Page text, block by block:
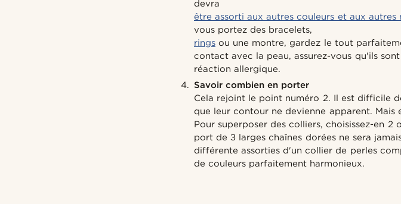
devra
être assorti aux autres couleurs et aux
vous portez des bracelets,
rings ou une montre, gardez le tout
contact avec la peau, assurez-vous qu'ils
réaction allergique.
Savoir combien en porter
Cela rejoint le point numéro 2. Il est difficile
que leur contour ne devienne apparent. Mais
Pour superposer des colliers, choisissez-en
port de 3 larges chaînes dorées ne sera
différente assorties d'un collier de perles
de couleurs parfaitement harmonieux.